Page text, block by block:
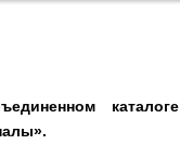
каталоге